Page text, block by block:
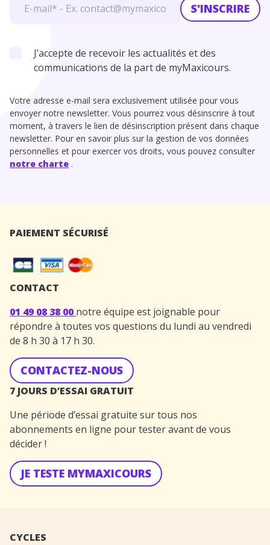
S'INSCRIRE
J’accepte de recevoir les actualités et des
communications de la part de myMaxicours.
Votre adresse e-mail sera exclusivement utilisée pour vous
envoyer notre newsletter. Vous pourrez vous désinscrire à tout
moment, à travers le lien de désinscription présent dans chaque
newsletter. Pour en savoir plus sur la gestion de vos données
personnelles et pour exercer vos droits, vous pouvez consulter
notre charte .
PAIEMENT SÉCURISÉ
CONTACT
01 49 08 38 00 notre équipe est joignable pour
répondre à toutes vos questions du lundi au vendredi
de 8 h 30 à 17 h 30.
CONTACTEZ-NOUS
7 JOURS D’ESSAI GRATUIT
Une période d’essai gratuite sur tous nos
abonnements en ligne pour tester avant de vous
décider !
JE TESTE MYMAXICOURS
CYCLES